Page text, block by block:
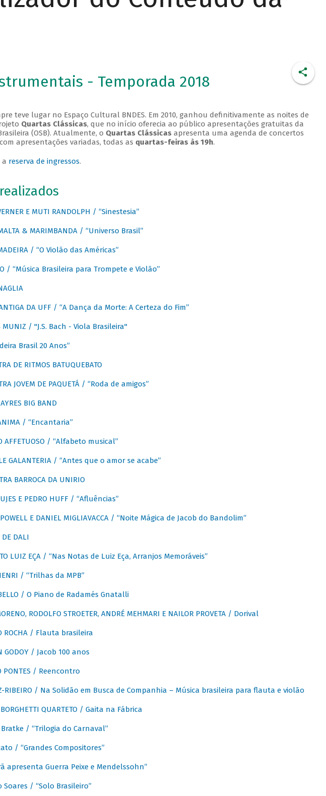
- Temporada 2018
teve lugar no Espaço Cultural BNDES. Em 2010, ganhou definitivamente as noites de
Quartas Clássicas, que no início oferecia ao público apresentações gratuitas da
(OSB). Atualmente, o Quartas Clássicasapresenta uma agenda de concertos
apresentações variadas, todas as quartas-feiras às 19h.
a reserva de ingressos.
E MUTI RANDOLPH / “Sinestesia”
& MARIMBANDA / “Universo Brasil”
/ “O Violão das Américas”
/ “Música Brasileira para Trompete e Violão”
DA UFF / “A Dança da Morte: A Certeza do Fim”
MUNIZ / "J.S. Bach - Viola Brasileira"
Brasil 20 Anos”
DE RITMOS BATUQUEBATO
JOVEM DE PAQUETÁ / “Roda de amigos”
BIG BAND
/ “Encantaria”
AFFETUOSO / “Alfabeto musical”
GALANTERIA / “Antes que o amor se acabe”
BARROCA DA UNIRIO
E PEDRO HUFF / “Afluências”
POWELL E DANIEL MIGLIAVACCA / “Noite Mágica de Jacob do Bandolim”
DE DALI
LUIZ EÇA / “Nas Notas de Luiz Eça, Arranjos Memoráveis”
/ “Trilhas da MPB”
/ O Piano de Radamés Gnatalli
RODOLFO STROETER, ANDRÉ MEHMARI E NAILOR PROVETA / Dorival
ROCHA / Flauta brasileira
GODOY / Jacob 100 anos
PONTES / Reencontro
RIBEIRO / Na Solidão em Busca de Companhia – Música brasileira para flauta e violão
BORGHETTI QUARTETO / Gaita na Fábrica
/ “Trilogia do Carnaval”
/ “Grandes Compositores”
apresenta Guerra Peixe e Mendelssohn”
Soares / “Solo Brasileiro”